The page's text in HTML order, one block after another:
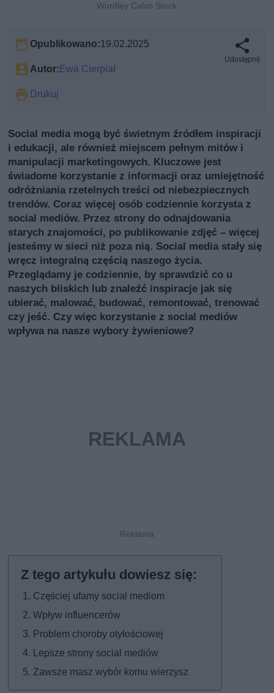
Wordley Calvo Stock
Opublikowano:19.02.2025
Autor: Ewa Cierpiał
Drukuj
Udostępnij
Social media mogą być świetnym źródłem inspiracji
i edukacji, ale również miejscem pełnym mitów i
manipulacji marketingowych. Kluczowe jest
świadome korzystanie z informacji oraz umiejętność
odróżniania rzetelnych treści od niebezpiecznych
trendów. Coraz więcej osób codziennie korzysta z
social mediów. Przez strony do odnajdowania
starych znajomości, po publikowanie zdjęć – więcej
jesteśmy w sieci niż poza nią. Social media stały się
wręcz integralną częścią naszego życia.
Przeglądamy je codziennie, by sprawdzić co u
naszych bliskich lub znaleźć inspiracje jak się
ubierać, malować, budować, remontować, trenować
czy jeść. Czy więc korzystanie z social mediów
wpływa na nasze wybory żywieniowe?
Częściej ufamy social mediom
Wpływ influencerów
Problem choroby otyłościowej
Lepsze strony social mediów
Zawsze masz wybór komu wierzysz